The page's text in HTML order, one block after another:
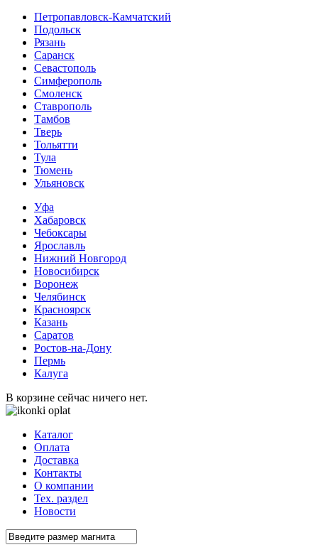
Петропавловск-Камчатский
Подольск
Рязань
Саранск
Севастополь
Симферополь
Смоленск
Ставрополь
Тамбов
Тверь
Тольятти
Тула
Тюмень
Ульяновск
Уфа
Хабаровск
Чебоксары
Ярославль
Нижний Новгород
Новосибирск
Воронеж
Челябинск
Красноярск
Казань
Саратов
Ростов-на-Дону
Пермь
Калуга
В корзине сейчас ничего нет.
Каталог
Оплата
Доставка
Контакты
О компании
Тех. раздел
Новости